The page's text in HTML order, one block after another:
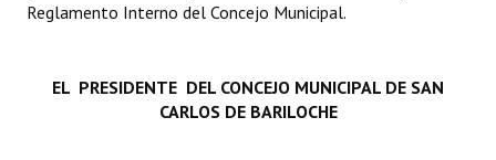
Premio al Mérito - Registro
Mujeres que Dejaron Huellas - Registro
Reglamento Interno del Concejo Municipal.
EL PRESIDENTE DEL CONCEJO MUNICIPAL DE SAN
CARLOS DE BARILOCHE